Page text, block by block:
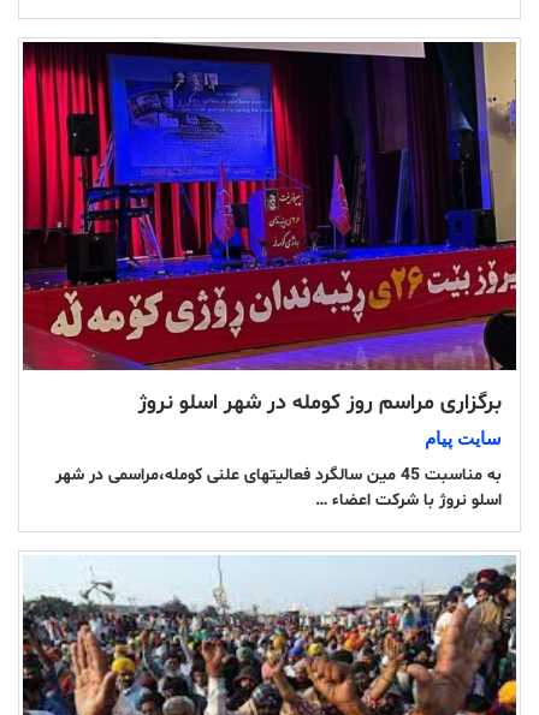
برگزاری مراسم روز کومله در شهر اسلو نروژ
سایت پیام
به مناسبت 45 مین سالگرد فعالیتهای علنی کومله،مراسمی در شهر
اسلو نروژ با شرکت اعضاء …